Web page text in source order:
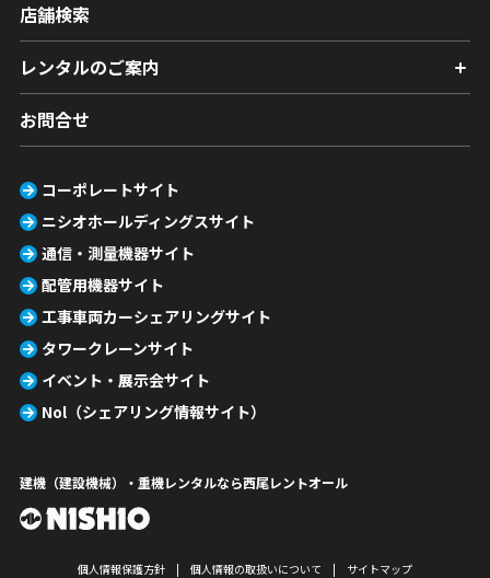
店舗検索
レンタルのご案内
お問合せ
コーポレートサイト
ニシオホールディングスサイト
通信・測量機器サイト
配管用機器サイト
工事車両カーシェアリングサイト
タワークレーンサイト
イベント・展示会サイト
Nol（シェアリング情報サイト）
建機（建設機械）・重機レンタルなら西尾レントオール
個人情報保護方針 個人情報の取扱いについて サイトマップ